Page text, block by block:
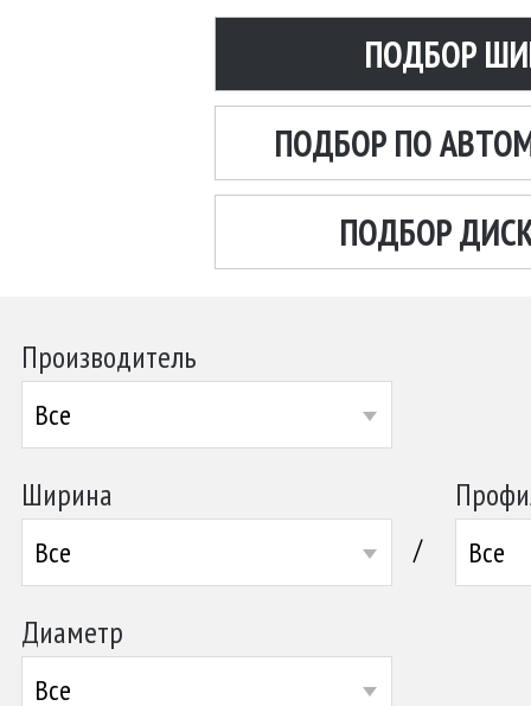
ПОДБОР
ПОДБОР ПО
ПОДБОР
Производитель
Все
Ширина
Все / Все
Диаметр
Все